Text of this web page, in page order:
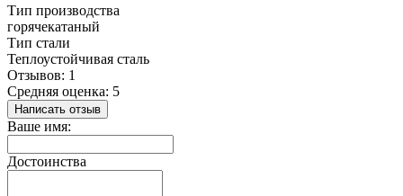
Тип производства
горячекатаный
Тип стали
Теплоустойчивая сталь
Отзывов: 1
Средняя оценка: 5
Написать отзыв
Ваше имя:
Достоинства